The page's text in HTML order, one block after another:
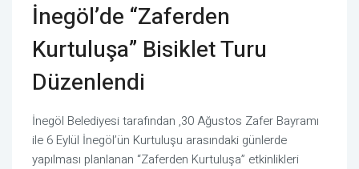
İnegöl’de “Zaferden
Kurtuluşa” Bisiklet Turu
Düzenlendi
İnegöl Belediyesi tarafından ,30 Ağustos Zafer Bayramı
ile 6 Eylül İnegöl’ün Kurtuluşu arasındaki günlerde
yapılması planlanan “Zaferden Kurtuluşa” etkinlikleri